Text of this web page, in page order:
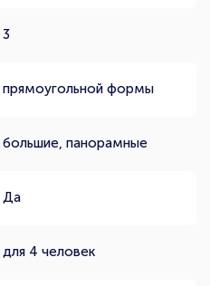
3
прямоугольной формы
большие, панорамные
Да
для 4 человек